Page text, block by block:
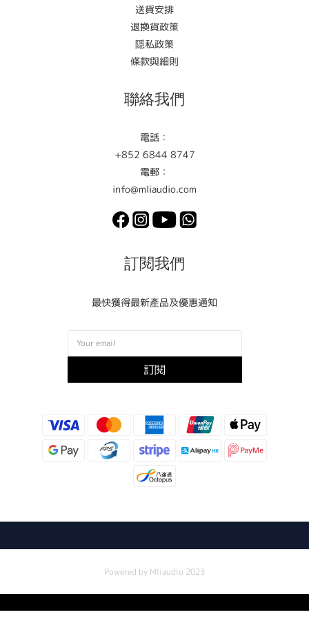
送貨安排
退換貨政策
隱私政策
條款與細則
聯絡我們
電話：
+852 6844 8747
電郵：
info@mliaudio.com
訂閱我們
最快獲得最新產品及優惠通知
訂閱
Powered by Mliaudio 2023